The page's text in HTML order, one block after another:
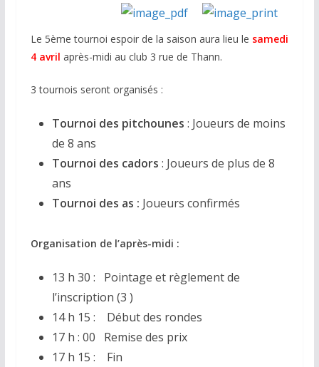
Le 5ème tournoi espoir de la saison aura lieu le samedi
4 avril après-midi au club 3 rue de Thann.
3 tournois seront organisés :
Tournoi des pitchounes : Joueurs de moins
de 8 ans
Tournoi des cadors : Joueurs de plus de 8
ans
Tournoi des as : Joueurs confirmés
Organisation de l’après-midi :
13 h 30 : Pointage et règlement de
l’inscription (3 )
14 h 15 : Début des rondes
17 h : 00 Remise des prix
17 h 15 : Fin